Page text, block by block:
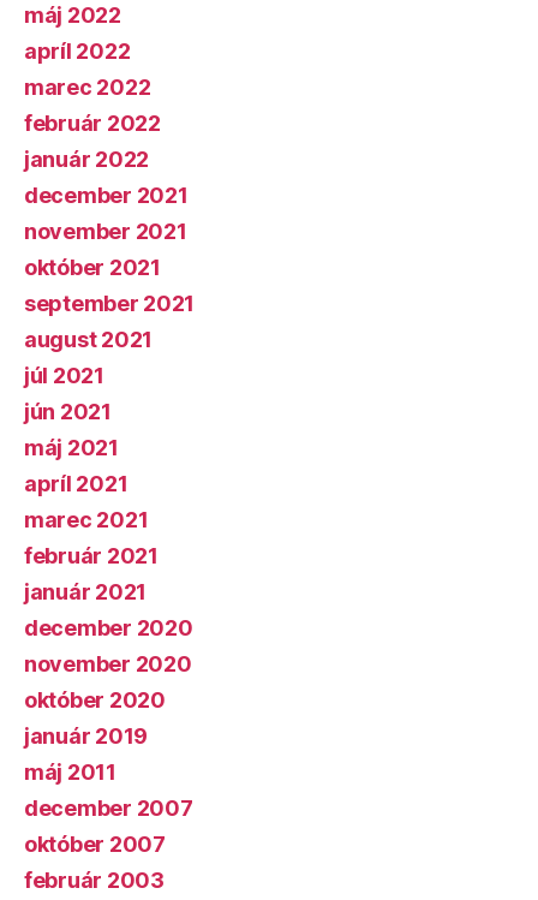
máj 2022
apríl 2022
marec 2022
február 2022
január 2022
december 2021
november 2021
október 2021
september 2021
august 2021
júl 2021
jún 2021
máj 2021
apríl 2021
marec 2021
február 2021
január 2021
december 2020
november 2020
október 2020
január 2019
máj 2011
december 2007
október 2007
február 2003